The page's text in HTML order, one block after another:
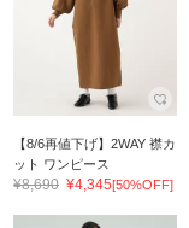
【8/6再値下げ】2WAY 襟カ
ット ワンピース
¥8,690 ¥4,345[50%OFF]